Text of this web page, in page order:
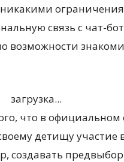
связь с чат-
возможности
загрузка...
что в
детищу участие
создавать